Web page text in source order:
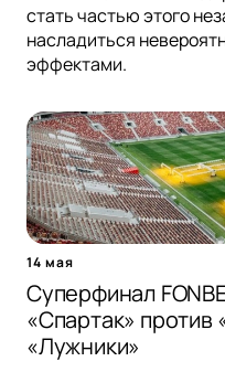
стать частью этого
насладиться
эффектами.
14 мая
Суперфинал
«Спартак» против
«Лужники»